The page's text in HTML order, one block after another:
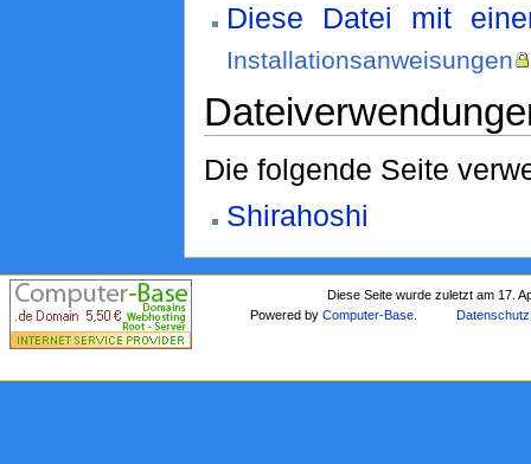
Diese Datei mit
Installationsanweisungen
Die folgende Seite
Shirahoshi
Diese Seite wurde zuletzt am 17.
Powered byComputer-Base Datenschutz